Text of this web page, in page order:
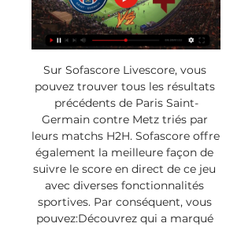
Sur Sofascore Livescore, vous
pouvez trouver tous les résultats
précédents de Paris Saint-
Germain contre Metz triés par
leurs matchs H2H. Sofascore offre
également la meilleure façon de
suivre le score en direct de ce jeu
avec diverses fonctionnalités
sportives. Par conséquent, vous
pouvez:Découvrez qui a marqué